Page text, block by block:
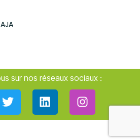
sur nos réseaux sociaux :